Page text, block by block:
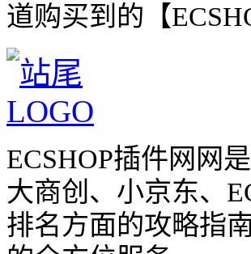
道购买到的【
ECSHOP插件网网
大商创、小京东、
排名方面的攻略指